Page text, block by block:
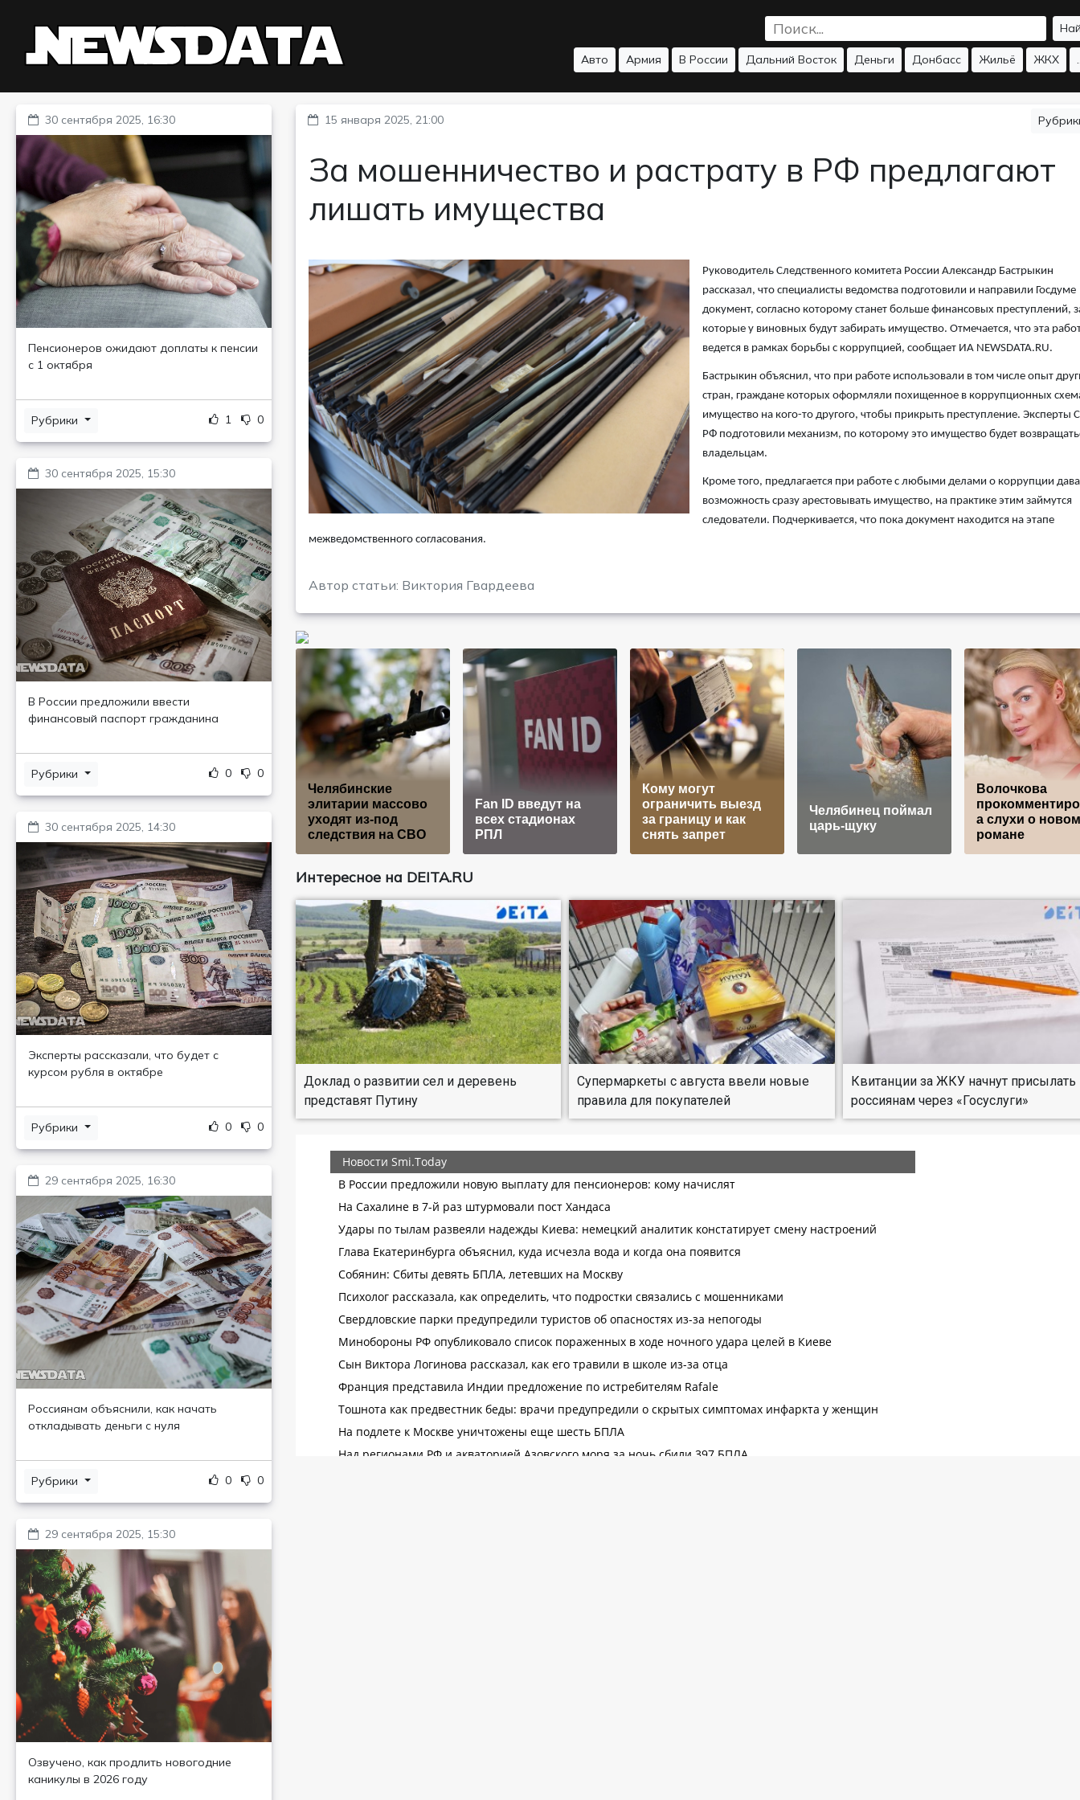
Авто Армия В России Дальний Восток Деньги Донбасс Жильё ЖКХ
30 сентября 2025, 16:30
Пенсионеров ожидают доплаты к пенсии
с 1 октября
Рубрики 1 0
30 сентября 2025, 15:30
В России предложили ввести
финансовый паспорт гражданина
Рубрики 0 0
30 сентября 2025, 14:30
Эксперты рассказали, что будет с
курсом рубля в октябре
Рубрики 0 0
29 сентября 2025, 16:30
Россиянам объяснили, как начать
откладывать деньги с нуля
Рубрики 0 0
29 сентября 2025, 15:30
Озвучено, как продлить новогодние
каникулы в 2026 году
15 января 2025, 21:00
За мошенничество и растрату в РФ предлагают
лишать имущества
Руководитель Следственного комитета России Александр Бастрыкин
рассказал, что специалисты ведомства подготовили и направили Госдуме
документ, согласно которому станет больше финансовых преступлений,
которые у виновных будут забирать имущество. Отмечается, что эта
ведется в рамках борьбы с коррупцией, сообщает ИА NEWSDATA.RU.
Бастрыкин объяснил, что при работе использовали в том числе опыт
стран, граждане которых оформляли похищенное в коррупционных
имущество на кого-то другого, чтобы прикрыть преступление. Эксперты
РФ подготовили механизм, по которому это имущество будет
владельцам.
Кроме того, предлагается при работе с любыми делами о коррупции
возможность сразу арестовывать имущество, на практике этим займутся
следователи. Подчеркивается, что пока документ находится на этапе
межведомственного согласования.
Автор статьи: Виктория Гвардеева
Челябинские
элитарии массово
уходят из-под
следствия на СВО
Fan ID введут на
всех стадионах
РПЛ
Кому могут
ограничить выезд
за границу и как
снять запрет
Челябинец поймал
царь-щуку
Волочкова
а слухи о новом
романе
Интересное на DEITA.RU
Доклад о развитии сел и деревень
представят Путину
Супермаркеты с августа ввели новые
правила для покупателей
Квитанции за ЖКУ начнут присылать
россиянам через «Госуслуги»